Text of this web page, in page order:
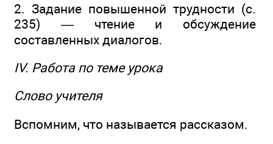
2. Задание повышенной трудности (с.
235) — чтение и обсуждение
составленных диалогов.
IV. Работа по теме урока
Слово учителя
Вспомним, что называется рассказом.